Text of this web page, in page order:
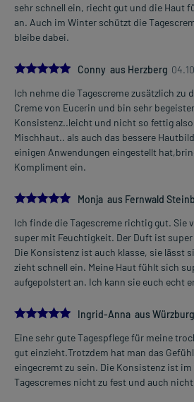
sehr schnell ein, riecht gut und die Haut
an. Auch im Winter schützt die
bleibe dabei.
5.0
Conny aus Herzberg
Ich nehme die Tagescreme zusätzlich zu
Creme von Eucerin und bin sehr
Konsistenz..leicht und nicht so fettig
Mischhaut.. als auch das bessere
einigen Anwendungen eingestellt
Kompliment ein.
5.0
Monja aus Fernwald
Ich finde die Tagescreme richtig gut. Sie
super mit Feuchtigkeit. Der Duft ist
Die Konsistenz ist auch klasse, sie lässt
zieht schnell ein. Meine Haut fühlt sich
aufgepolstert an. Ich kann sie euch echt
5.0
Ingrid-Anna aus Würzburg
Eine sehr gute Tagespflege für meine
gut einzieht.Trotzdem hat man das
eingecremt zu sein. Die Konsistenz ist im
Tagescremes nicht zu fest und auch